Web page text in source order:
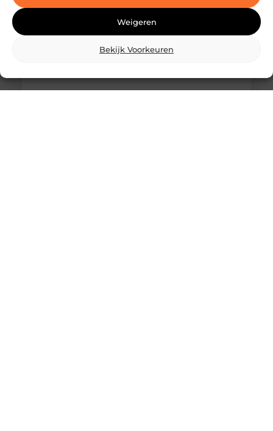
Weigeren
Bekijk Voorkeuren